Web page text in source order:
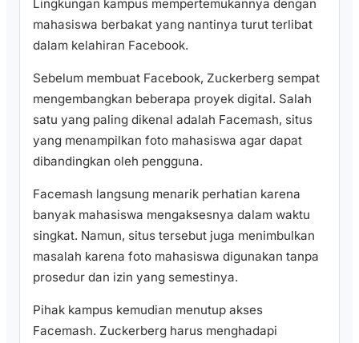
Lingkungan kampus mempertemukannya dengan
mahasiswa berbakat yang nantinya turut terlibat
dalam kelahiran Facebook.
Sebelum membuat Facebook, Zuckerberg sempat
mengembangkan beberapa proyek digital. Salah
satu yang paling dikenal adalah Facemash, situs
yang menampilkan foto mahasiswa agar dapat
dibandingkan oleh pengguna.
Facemash langsung menarik perhatian karena
banyak mahasiswa mengaksesnya dalam waktu
singkat. Namun, situs tersebut juga menimbulkan
masalah karena foto mahasiswa digunakan tanpa
prosedur dan izin yang semestinya.
Pihak kampus kemudian menutup akses
Facemash. Zuckerberg harus menghadapi